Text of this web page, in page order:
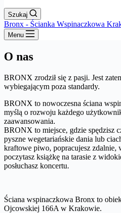
Szukaj
Bronx - Ścianka Wspinaczkowa
Menu
O nas
BRONX zrodził się z pasji. Jest
wybiegającym poza standardy.
BRONX to nowoczesna ściana
myślą o rozwoju każdego
zaawansowania.
BRONX to miejsce, gdzie spędzisz
pyszne wegetariańskie dania lub
kraftowe piwo, popracujesz zdalnie,
poczytasz książkę na tarasie z
posłuchasz koncertu.
Ściana wspinaczkowa Bronx to
Ojcowskiej 166A w Krakowie.